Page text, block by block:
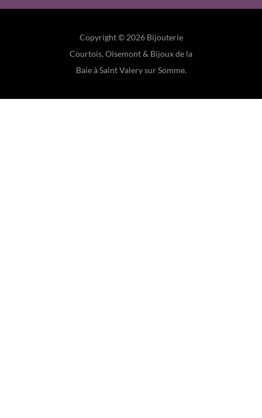
Copyright © 2026 Bijouterie
Courtois, Oisemont & Bijoux de la
Baie à Saint Valery sur Somme.